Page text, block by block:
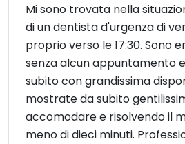
Mi sono trovata nella
di un dentista d'urgenza di
proprio verso le 17:30. Sono
senza alcun appuntamento
subito con grandissima
mostrate da subito
accomodare e risolvendo il
meno di dieci minuti.